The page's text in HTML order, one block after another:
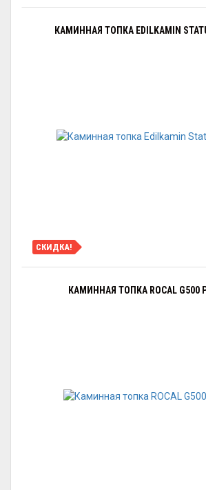
КАМИННАЯ ТОПКА EDILKAMIN
СКИДКА!
КАМИННАЯ ТОПКА ROCAL G500